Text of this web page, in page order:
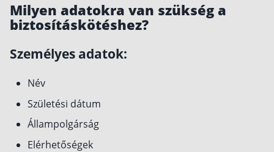
Milyen adatokra van szükség a
biztosításkötéshez?
Személyes adatok:
Név
Születési dátum
Állampolgárság
Elérhetőségek